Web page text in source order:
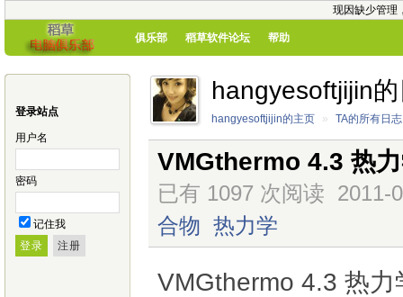
现因缺少管理
俱乐部 稻草软件论坛 帮助
登录站点
用户名
密码
记住我
hangyesoftjijin
hangyesoftjijin的主页 » TA的所有日志
VMGthermo 4.3 热
已有 1097 次阅读 2011-
合物 热力学
VMGthermo 4.3 热力